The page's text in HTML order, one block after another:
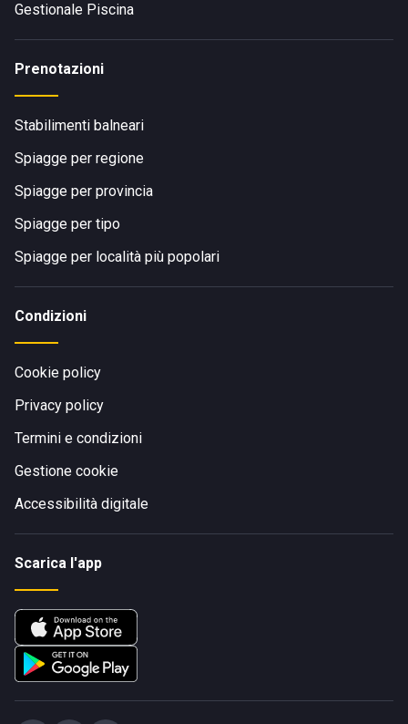
Gestionale Piscina
Prenotazioni
Stabilimenti balneari
Spiagge per regione
Spiagge per provincia
Spiagge per tipo
Spiagge per località più popolari
Condizioni
Cookie policy
Privacy policy
Termini e condizioni
Gestione cookie
Accessibilità digitale
Scarica l'app